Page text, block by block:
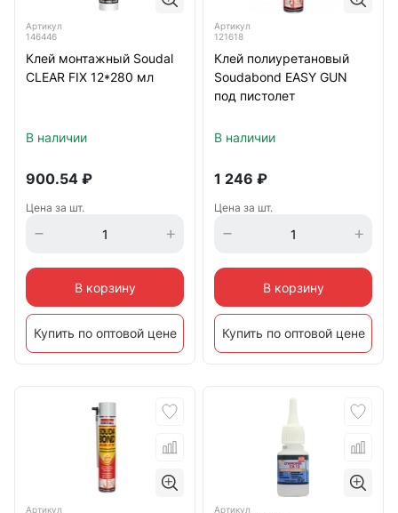
Артикул
146446
Клей монтажный Soudal
CLEAR FIX 12*280 мл
В наличии
900.54 ₽
Цена за шт.
В корзину
Купить по оптовой цене
Артикул
121618
Клей полиуретановый
Soudabond EASY GUN
под пистолет
В наличии
1 246 ₽
Цена за шт.
В корзину
Купить по оптовой цене
Артикул
Артикул